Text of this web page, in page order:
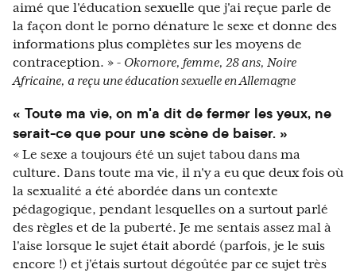
aimé que l'éducation sexuelle que j'ai reçue parle de
la façon dont le porno dénature le sexe et donne des
informations plus complètes sur les moyens de
contraception. » - Okornore, femme, 28 ans, Noire
Africaine, a reçu une éducation sexuelle en Allemagne
« Toute ma vie, on m'a dit de fermer les yeux, ne
serait-ce que pour une scène de baiser. »
« Le sexe a toujours été un sujet tabou dans ma
culture. Dans toute ma vie, il n'y a eu que deux fois où
la sexualité a été abordée dans un contexte
pédagogique, pendant lesquelles on a surtout parlé
des règles et de la puberté. Je me sentais assez mal à
l'aise lorsque le sujet était abordé (parfois, je le suis
encore !) et j'étais surtout dégoûtée par ce sujet très